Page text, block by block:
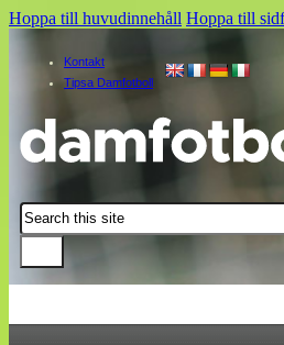
Hoppa till huvudinnehåll Hoppa till
Kontakt
Tipsa Damfotboll
Sök